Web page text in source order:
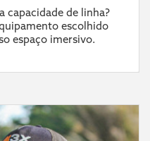
capacidade de linha?
escolhido
espaço imersivo.